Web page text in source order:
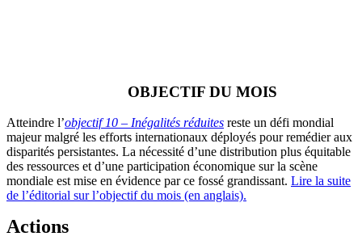
OBJECTIF DU MOIS
Atteindre l’objectif 10 – Inégalités réduites reste un défi mondial
majeur malgré les efforts internationaux déployés pour remédier aux
disparités persistantes. La nécessité d’une distribution plus équitable
des ressources et d’une participation économique sur la scène
mondiale est mise en évidence par ce fossé grandissant. Lire la suite
de l’éditorial sur l’objectif du mois (en anglais).
Actions